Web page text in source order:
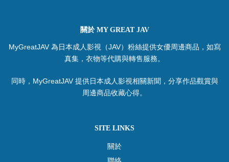
關於 MY GREAT JAV
MyGreatJAV 為日本成人影視（JAV）粉絲提供女優周邊商品，如寫
真集，衣物等代購與轉售服務。
同時，MyGreatJAV 提供日本成人影視相關新聞，分享作品觀賞與
周邊商品收藏心得。
SITE LINKS
關於